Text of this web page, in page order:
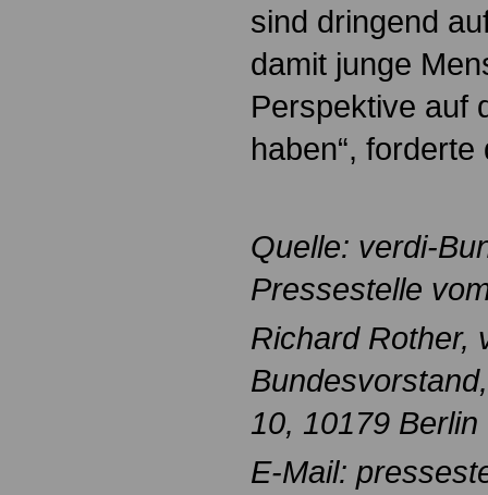
sind dringend
damit junge
Perspektive auf
haben“,
Quelle: verdi-
Pressestelle
Richard Rother,
10, 10179 Berlin
E-Mail: